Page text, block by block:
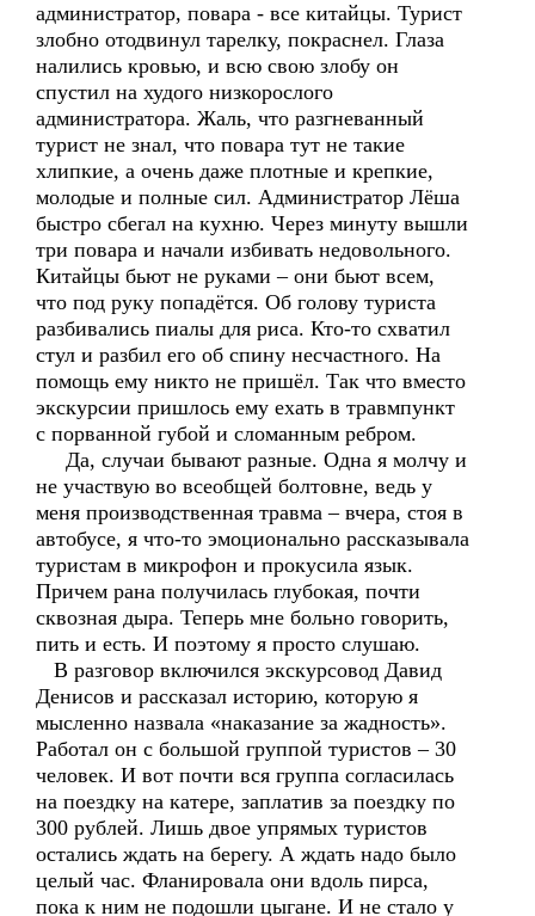
администратор, повара - все китайцы. Турист
злобно отодвинул тарелку, покраснел. Глаза
налились кровью, и всю свою злобу он
спустил на худого низкорослого
администратора. Жаль, что разгневанный
турист не знал, что повара тут не такие
хлипкие, а очень даже плотные и крепкие,
молодые и полные сил. Администратор Лёша
быстро сбегал на кухню. Через минуту вышли
три повара и начали избивать недовольного.
Китайцы бьют не руками – они бьют всем,
что под руку попадётся. Об голову туриста
разбивались пиалы для риса. Кто-то схватил
стул и разбил его об спину несчастного. На
помощь ему никто не пришёл. Так что вместо
экскурсии пришлось ему ехать в травмпункт
с порванной губой и сломанным ребром.
Да, случаи бывают разные. Одна я молчу и
не участвую во всеобщей болтовне, ведь у
меня производственная травма – вчера, стоя в
автобусе, я что-то эмоционально рассказывала
туристам в микрофон и прокусила язык.
Причем рана получилась глубокая, почти
сквозная дыра. Теперь мне больно говорить,
пить и есть. И поэтому я просто слушаю.
В разговор включился экскурсовод Давид
Денисов и рассказал историю, которую я
мысленно назвала «наказание за жадность».
Работал он с большой группой туристов – 30
человек. И вот почти вся группа согласилась
на поездку на катере, заплатив за поездку по
300 рублей. Лишь двое упрямых туристов
остались ждать на берегу. А ждать надо было
целый час. Фланировала они вдоль пирса,
пока к ним не подошли цыгане. И не стало у